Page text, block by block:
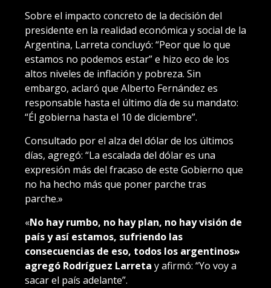
Sobre el impacto concreto de la decisión del
presidente en la realidad económica y social de la
Argentina, Larreta concluyó: “Peor que lo que
estamos no podemos estar” e hizo eco de los
altos niveles de inflación y pobreza. Sin
embargo, aclaró que Alberto Fernández es
responsable hasta el último día de su mandato:
“Él gobierna hasta el 10 de diciembre”.
Consultado por el alza del dólar de los últimos
días, agregó: “La escalada del dólar es una
expresión más del fracaso de este Gobierno que
no ha hecho más que poner parche tras
parche.»
«No hay rumbo, no hay plan, no hay visión de
país y así estamos, sufriendo las
consecuencias de eso, todos los argentinos»
agregó Rodríguez Larreta y afirmó: “Yo voy a
sacar el país adelante”.